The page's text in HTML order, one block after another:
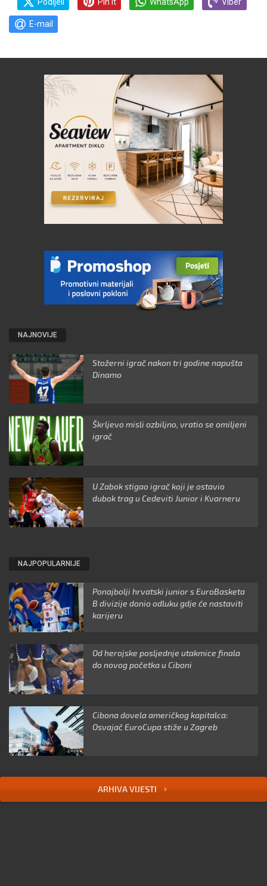
E-mail
NAJNOVIJE
Stožerni igrač nakon tri godine napušta
Dinamo
Škrljevo misli ozbiljno, vratio se omiljeni
igrač
U Zabok stigao igrač koji je ostavio
dubok trag u Cedeviti Junior i Kvarneru
NAJPOPULARNIJE
Ponajbolji hrvatski junior s EuroBasketa
B divizije donio odluku gdje će nastaviti
karijeru
Od herojske posljednje utakmice finala
do novog početka u Ciboni
Cibona dovela američkog kapitalca:
Osvajač EuroCupa stiže u Zagreb
ARHIVA VIJESTI